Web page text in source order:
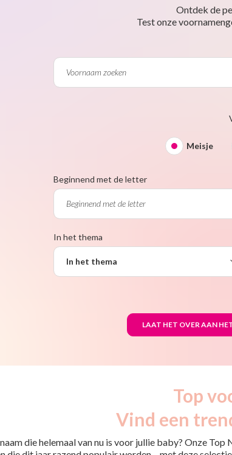
Ontdek de
Test onze
Meisje
Beginnend met de letter
In het thema
In het thema
Top
Vind een
die helemaal van nu is voor jullie baby? Onze